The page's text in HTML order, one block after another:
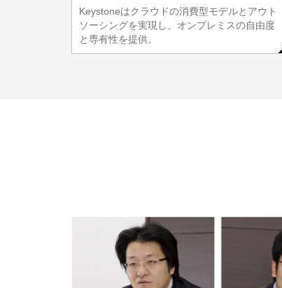
Keystoneはクラウドの消費型モデルとアウト
ソーシングを実現し、オンプレミスの自由度
と専有性を提供。